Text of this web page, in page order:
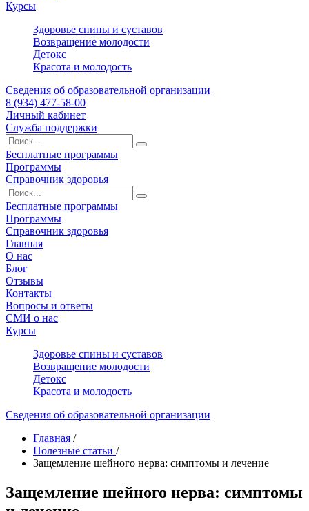
Курсы
Здоровье спины и суставов
Возвращение молодости
Детокс
Красота и молодость
Сведения об образовательной организации
8 (934) 477-58-00
Личный кабинет
Служба поддержки
Бесплатные программы
Программы
Справочник здоровья
Бесплатные программы
Программы
Справочник здоровья
Главная
О нас
Блог
Отзывы
Контакты
Вопросы и ответы
СМИ о нас
Курсы
Здоровье спины и суставов
Возвращение молодости
Детокс
Красота и молодость
Сведения об образовательной организации
Главная /
Полезные статьи /
Защемление шейного нерва: симптомы и лечение
Защемление шейного нерва: симптомы